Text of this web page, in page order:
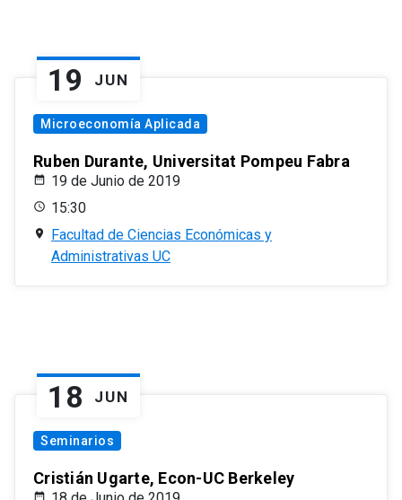
19 JUN
Microeconomía Aplicada
Ruben Durante, Universitat Pompeu Fabra
19 de Junio de 2019
15:30
Facultad de Ciencias Económicas y
Administrativas UC
18 JUN
Seminarios
Cristián Ugarte, Econ-UC Berkeley